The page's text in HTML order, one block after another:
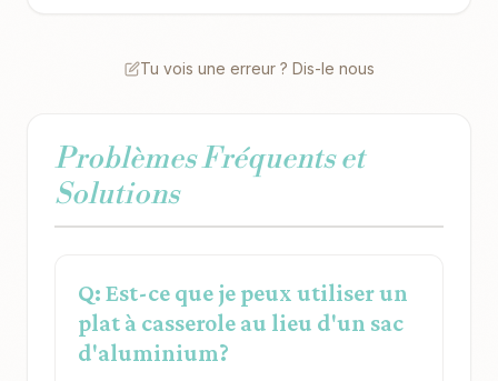
Tu vois une erreur ? Dis-le nous
Problèmes Fréquents et
Solutions
Q: Est-ce que je peux utiliser un
plat à casserole au lieu d'un sac
d'aluminium?